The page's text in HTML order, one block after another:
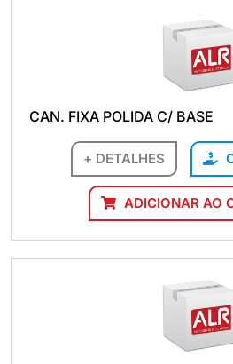
CAN. FIXA POLIDA C/ BASE
+ DETALHES
ADICIONAR AO